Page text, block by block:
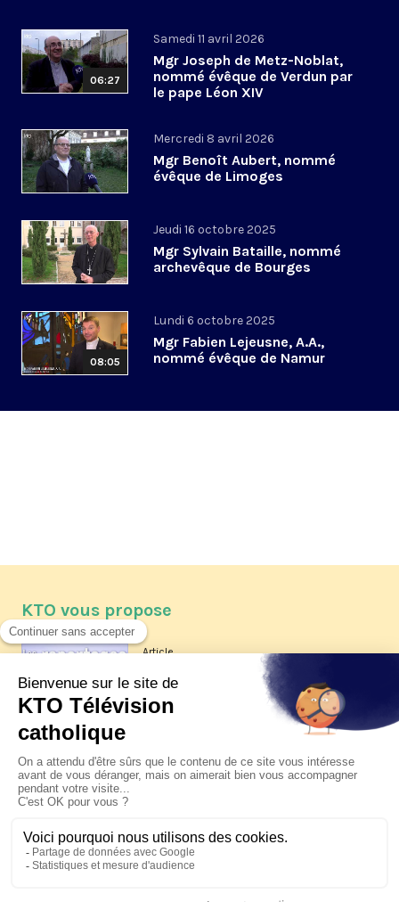
06:27
Samedi 11 avril 2026
Mgr Joseph de Metz-Noblat,
nommé évêque de Verdun par
le pape Léon XIV
Mercredi 8 avril 2026
Mgr Benoît Aubert, nommé
évêque de Limoges
Jeudi 16 octobre 2025
Mgr Sylvain Bataille, nommé
archevêque de Bourges
08:05
Lundi 6 octobre 2025
Mgr Fabien Lejeusne, A.A.,
nommé évêque de Namur
KTO vous propose
Article
Les reportages d'été 2026 de KTO
La visite pastorale du pape Léon
XIV à Assise à suivre sur KTO le
jeudi 6 août
Le pape en Uruguay, Argentine et
Pérou du 6 au 17 novembre 2026